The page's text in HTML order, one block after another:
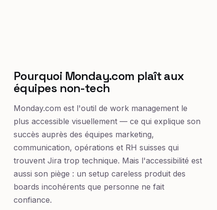
Pourquoi Monday.com plaît aux
équipes non-tech
Monday.com est l'outil de work management le
plus accessible visuellement — ce qui explique son
succès auprès des équipes marketing,
communication, opérations et RH suisses qui
trouvent Jira trop technique. Mais l'accessibilité est
aussi son piège : un setup careless produit des
boards incohérents que personne ne fait
confiance.